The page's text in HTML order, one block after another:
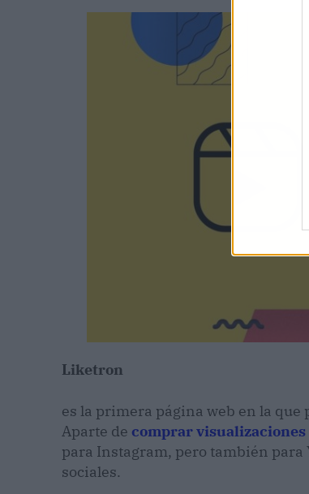
Liketron
es la primera página web en la que
Aparte de comprar
para Instagram, pero también para
sociales.